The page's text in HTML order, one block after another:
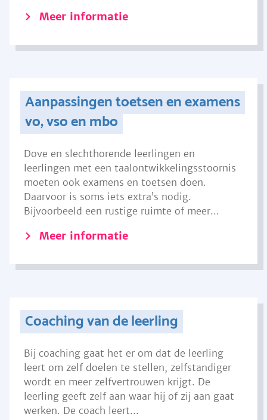
Meer informatie
Aanpassingen toetsen en examens
vo, vso en mbo
Dove en slechthorende leerlingen en
leerlingen met een taalontwikkelingsstoornis
moeten ook examens en toetsen doen.
Daarvoor is soms iets extra’s nodig.
Bijvoorbeeld een rustige ruimte of meer...
Meer informatie
Coaching van de leerling
Bij coaching gaat het er om dat de leerling
leert om zelf doelen te stellen, zelfstandiger
wordt en meer zelfvertrouwen krijgt. De
leerling geeft zelf aan waar hij of zij aan gaat
werken. De coach leert...